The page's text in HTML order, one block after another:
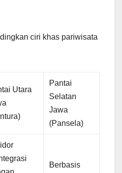
ciri khas pariwisata
Utara
Pantai
Selatan
Jawa
(Pansela)
Berbasis